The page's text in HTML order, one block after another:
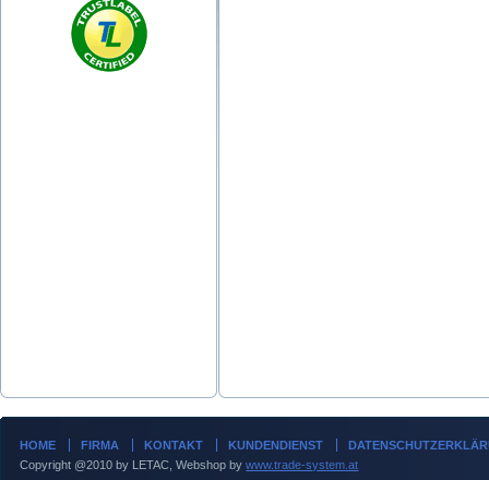
HOME FIRMA KONTAKT KUNDENDIENST
Copyright @2010 by LETAC, Webshop bywww.trade-system.at